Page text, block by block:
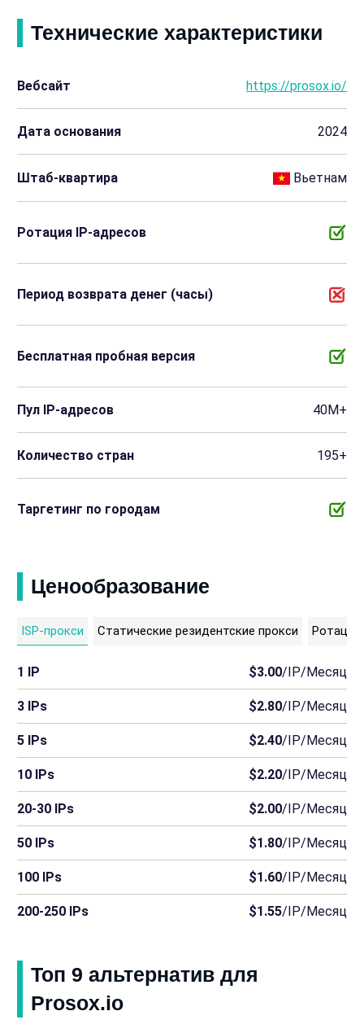
Технические характеристики
Вебсайт https://prosox.io/
Дата основания 2024
Штаб-квартира Вьетнам
Ротация IP-адресов
Период возврата денег (часы)
Бесплатная пробная версия
Пул IP-адресов 40M+
Количество стран 195+
Таргетинг по городам
Ценообразование
ISP-прокси Статические резидентские прокси
1 IP $3.00/IP/Месяц
3 IPs $2.80/IP/Месяц
5 IPs $2.40/IP/Месяц
10 IPs $2.20/IP/Месяц
20-30 IPs $2.00/IP/Месяц
50 IPs $1.80/IP/Месяц
100 IPs $1.60/IP/Месяц
200-250 IPs $1.55/IP/Месяц
Топ 9 альтернатив для
Prosox.io